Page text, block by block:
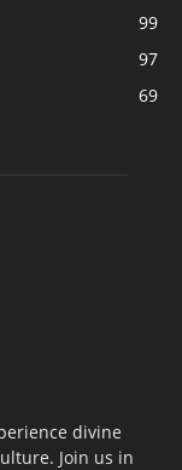
99
97
69
divine
Join us in